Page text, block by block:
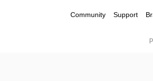
Community Support